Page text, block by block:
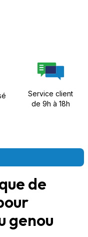
Service client
de 9h à 18h
de
genou